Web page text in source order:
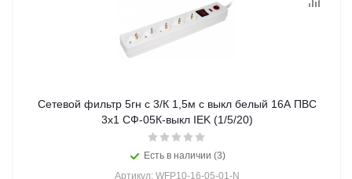
Сетевой фильтр 5гн с 3/К 1,5м с выкл белый 16А ПВС
3х1 СФ-05К-выкл IEK (1/5/20)
Есть в наличии (3)
Артикул: WFP10-16-05-01-N